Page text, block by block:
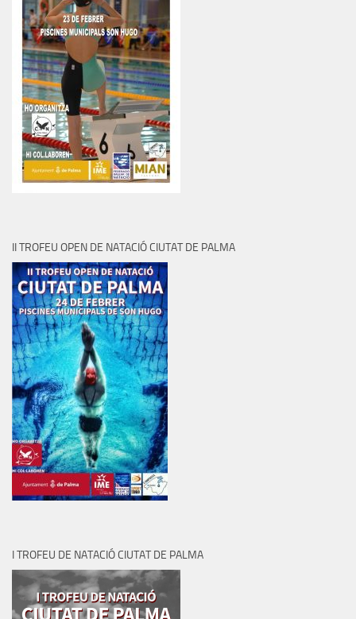
II TROFEU OPEN DE NATACIÓ CIUTAT DE PALMA
I TROFEU DE NATACIÓ CIUTAT DE PALMA